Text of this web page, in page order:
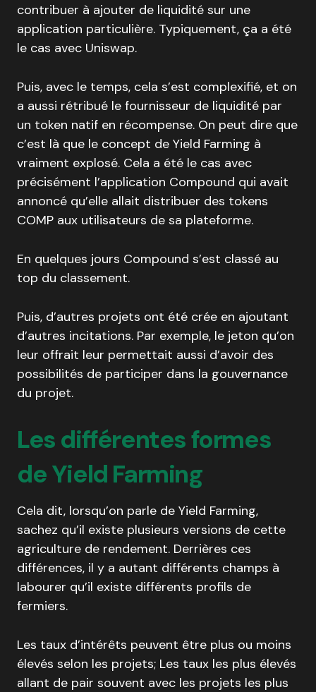
contribuer à ajouter de liquidité sur une
application particulière. Typiquement, ça a été
le cas avec Uniswap.
Puis, avec le temps, cela s’est complexifié, et on
a aussi rétribué le fournisseur de liquidité par
un token natif en récompense. On peut dire que
c’est là que le concept de Yield Farming à
vraiment explosé. Cela a été le cas avec
précisément l’application Compound qui avait
annoncé qu’elle allait distribuer des tokens
COMP aux utilisateurs de sa plateforme.
En quelques jours Compound s’est classé au
top du classement.
Puis, d’autres projets ont été crée en ajoutant
d’autres incitations. Par exemple, le jeton qu’on
leur offrait leur permettait aussi d’avoir des
possibilités de participer dans la gouvernance
du projet.
Les différentes formes
de Yield Farming
Cela dit, lorsqu’on parle de Yield Farming,
sachez qu’il existe plusieurs versions de cette
agriculture de rendement. Derrières ces
différences, il y a autant différents champs à
labourer qu’il existe différents profils de
fermiers.
Les taux d’intérêts peuvent être plus ou moins
élevés selon les projets; Les taux les plus élevés
allant de pair souvent avec les projets les plus